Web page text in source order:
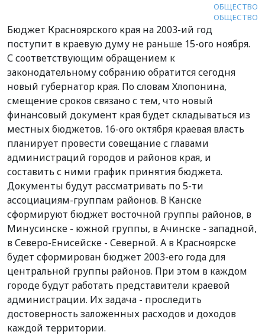
ОБЩЕСТВО
ОБЩЕСТВО
Бюджет Красноярского края на 2003-ий год
поступит в краевую думу не раньше 15-ого ноября.
С соответствующим обращением к
законодательному собранию обратится сегодня
новый губернатор края. По словам Хлопонина,
смещение сроков связано с тем, что новый
финансовый документ края будет складываться из
местных бюджетов. 16-ого октября краевая власть
планирует провести совещание с главами
администраций городов и районов края, и
составить с ними график принятия бюджета.
Документы будут рассматривать по 5-ти
ассоциациям-группам районов. В Канске
сформируют бюджет восточной группы районов, в
Минусинске - южной группы, в Ачинске - западной,
в Северо-Енисейске - Северной. А в Красноярске
будет сформирован бюджет 2003-его года для
центральной группы районов. При этом в каждом
городе будут работать представители краевой
администрации. Их задача - проследить
достоверность заложенных расходов и доходов
каждой территории.